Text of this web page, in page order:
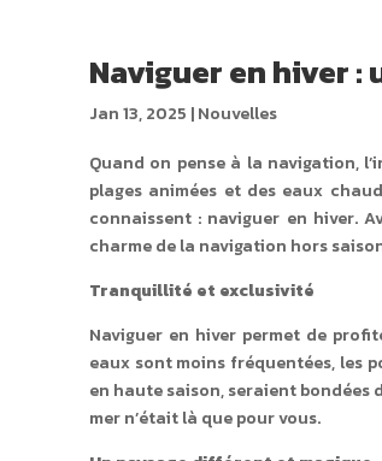
Naviguer en hiver :
Jan 13, 2025 |Nouvelles
Quand on pense à la navigation,
plages animées et des eaux
connaissent : naviguer en hiver.
charme de la navigation hors
Tranquillité et exclusivité
Naviguer en hiver permet de
eaux sont moins fréquentées, les
en haute saison, seraient bondées
mer n’était là que pour vous.